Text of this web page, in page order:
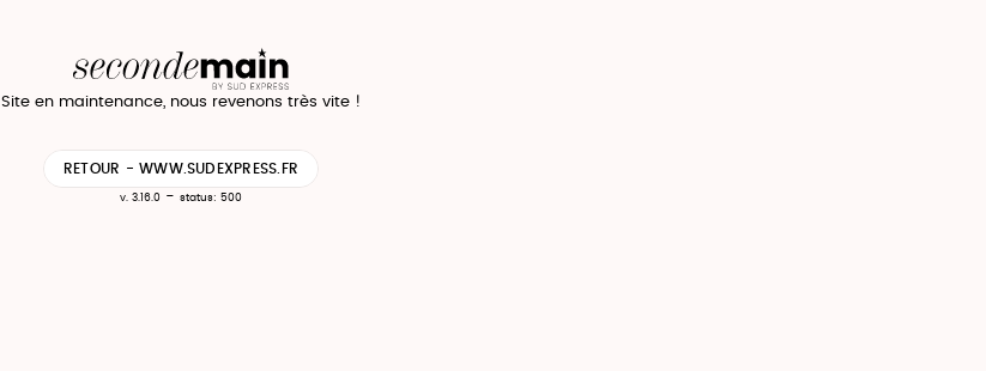
Site en maintenance, nous revenons très vite !
RETOUR - WWW.SUDEXPRESS.FR
v. 3.16.0 - status: 500